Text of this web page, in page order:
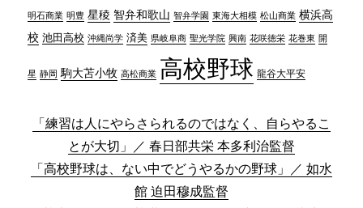
明石商業 明豊 星稜 智弁和歌山 智弁学園 東海大相模 松山商業 横浜高
校 池田高校 沖縄尚学 済美 県岐阜商 聖光学院 興南 花咲徳栄 花巻東 開
星 静岡 駒大苫小牧 高松商業 高校野球 龍谷大平安
「練習は人にやらさられるのではなく、自らやるこ
とが大切」／ 春日部共栄 本多利治監督
「高校野球は、ない中でどうやるかの野球」／ 如水
館 迫田穆成監督